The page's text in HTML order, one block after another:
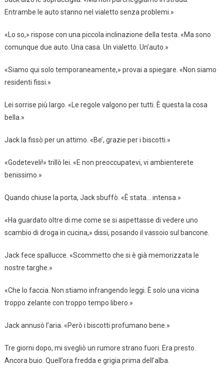
Entrambe le auto stanno nel vialetto senza problemi.»
«Lo so,» rispose con una piccola inclinazione della testa. «Ma sono
comunque due auto. Una casa. Un vialetto. Un’auto.»
«Siamo qui solo temporaneamente,» provai a spiegare. «Non siamo
residenti fissi.»
Lei sorrise più largo. «Le regole valgono per tutti. È questa la cosa
bella.»
Jack la fissò per un attimo. «Be’, grazie per i biscotti.»
«Godeteveli!» trillò lei. «E non preoccupatevi, vi ambienterete
benissimo.»
Quando chiuse la porta, Jack sbuffò. «È stata… intensa.»
«Ha guardato oltre di me come se si aspettasse di vedere uno
scambio di droga in cucina,» dissi, posando il vassoio sul bancone.
Jack fece spallucce. «Scommetto che si è già memorizzata le
nostre targhe.»
«Che lo faccia. Non stiamo infrangendo leggi. È solo una vicina
troppo zelante con troppo tempo libero.»
Jack annusò l’aria. «Però i biscotti profumano bene.»
Tre giorni dopo, mi svegliò un rumore strano fuori. Era presto.
Ancora buio. Quell’ora fredda e grigia prima dell’alba.